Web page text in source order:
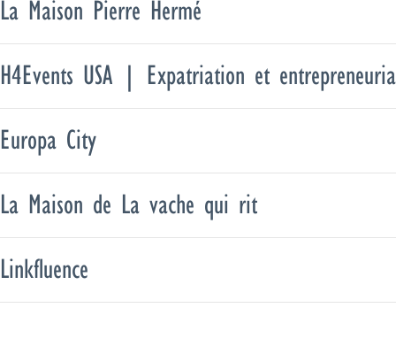
La Maison Pierre Hermé
H4Events USA | Expatriation et
Europa City
La Maison de La vache qui rit
Linkfluence